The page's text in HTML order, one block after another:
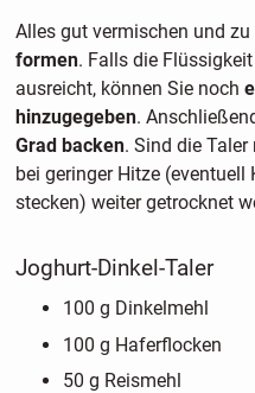
Alles gut vermischen und zu
formen. Falls die
ausreicht, können Sie noch
hinzugegeben.
Grad backen. Sind die Taler
bei geringer Hitze
stecken) weiter getrocknet
Joghurt-Dinkel-Taler
100 g Dinkelmehl
100 g Haferflocken
50 g Reismehl